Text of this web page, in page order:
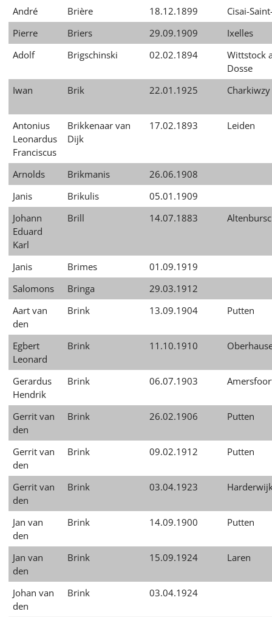
André Brière 18.12.1899
Cisai-
Pierre
Briers 29.09.1909
Ixelles
Adolf
Brigschinski 02.02.1894
Wittstock
Dosse
Iwan
Brik 22.01.1925 Charkiwzy
Antonius
Leonardus
Franciscus
Brikkenaar van
Dijk
17.02.1893 Leiden
Arnolds Brikmanis
26.06.1908
Janis
Brikulis
05.01.1909
Johann
Eduard
Karl
Brill 14.07.1883
Janis Brimes
01.09.1919
Salomons
Bringa
29.03.1912
Aart van
den
Brink 13.09.1904 Putten
Egbert
Leonard
Brink 11.10.1910
Gerardus
Hendrik
Brink 06.07.1903
Gerrit van
den
Brink 26.02.1906 Putten
Gerrit van
den
Brink 09.02.1912 Putten
Gerrit van
den
Brink 03.04.1923
Jan van
den
Brink 14.09.1900 Putten
Jan van
den
Brink 15.09.1924 Laren
Johan van
den
Brink 03.04.1924